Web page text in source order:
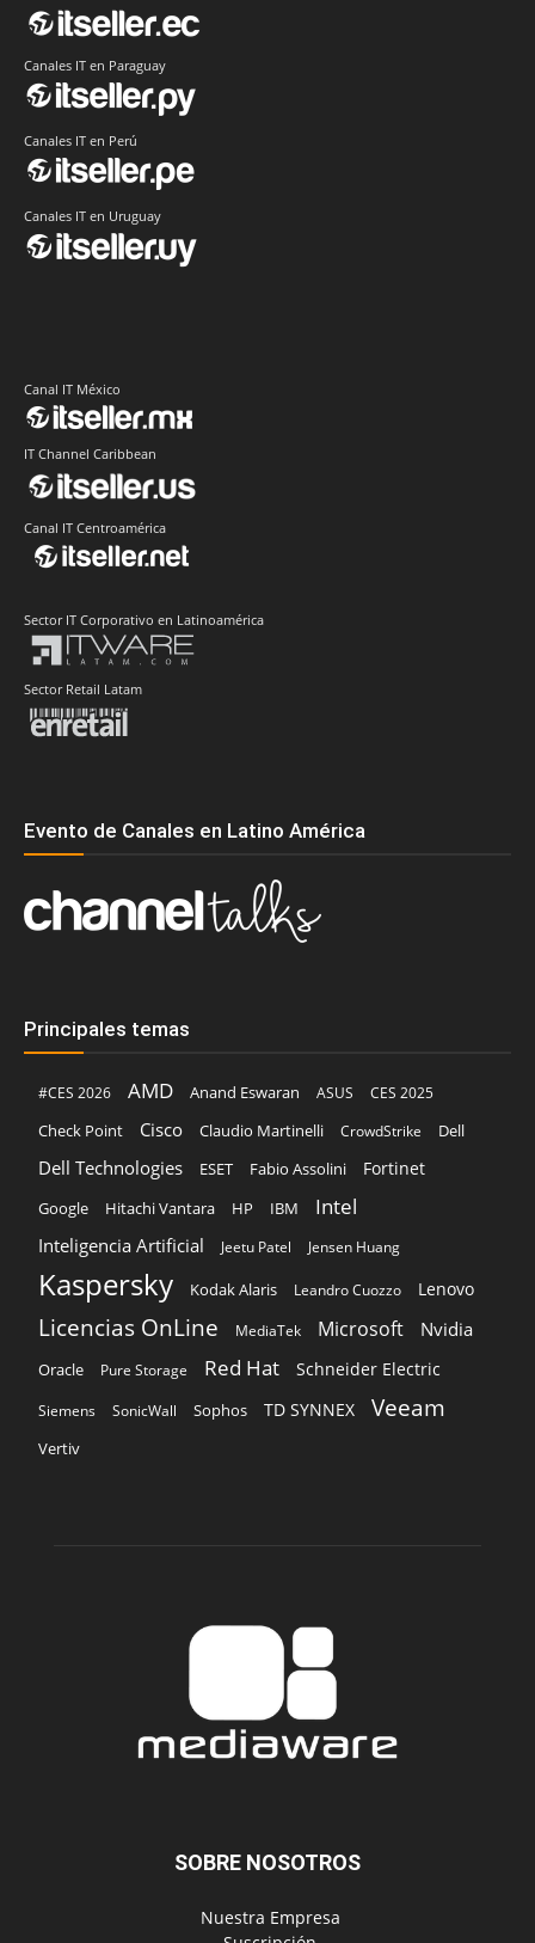
Canales IT en Paraguay
Canales IT en Perú
Canales IT en Uruguay
Canal IT México
IT Channel Caribbean
Canal IT Centroamérica
Sector IT Corporativo en Latinoamérica
Sector Retail Latam
Evento de Canales en Latino América
Principales temas
#CES 2026 AMD Anand Eswaran ASUS
CES 2025
Check Point
Cisco Claudio Martinelli CrowdStrike Dell
Dell Technologies ESET Fabio Assolini Fortinet
Google Hitachi Vantara HP IBM Intel
Inteligencia Artificial Jeetu Patel Jensen Huang
Kaspersky Kodak Alaris Leandro Cuozzo Lenovo
Licencias OnLine MediaTek Microsoft Nvidia
Oracle Pure Storage Red Hat Schneider Electric
Siemens SonicWall Sophos TD SYNNEX Veeam
Vertiv
SOBRE NOSOTROS
‎ Nuestra Empresa